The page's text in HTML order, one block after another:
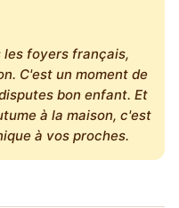
les foyers français,
C'est un moment de
bon enfant. Et
à la maison, c'est
à vos proches.